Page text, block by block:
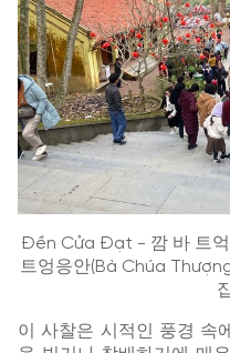
Đền Cửa Đạt - 깜 바 트억
트엉응안(Bà Chúa
이 사찰은 시적인 풍경 속